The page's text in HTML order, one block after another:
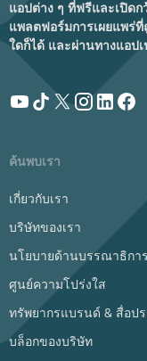
แอปต่าง ๆ ที่ฟรีและเปิด
แพลตฟอร์มการเผยแพร่ที่
ใดก็ได้ และผ่านทางแอป
ค้นพบเรา
เกี่ยวกับเรา
บริษัทของเรา
นโยบายด้านบรรณาธิการ
ศูนย์ความโปร่งใส
ทรัพยากรแบรนด์ & สื่อป
บล็อกของบริษัท